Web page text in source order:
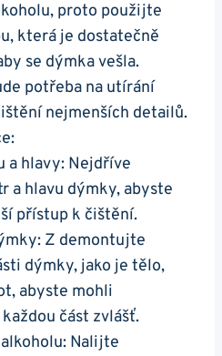
proto použijte
která je dostatečně
se dýmka vešla.
potřeba na utírání
nejmenších detailů.
a hlavy: Nejdříve
a hlavu dýmky, abyste
přístup k čištění.
Z demontujte
dýmky, jako je tělo,
abyste mohli
část zvlášť.
Nalijte